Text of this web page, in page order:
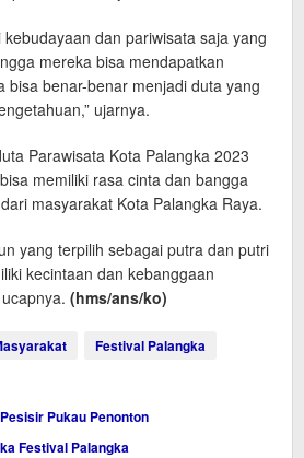
kebudayaan dan pariwisata saja yang
mereka bisa mendapatkan
bisa benar-benar menjadi duta yang
ujarnya.
Parawisata Kota Palangka 2023
memiliki rasa cinta dan bangga
masyarakat Kota Palangka Raya.
yang terpilih sebagai putra dan putri
kecintaan dan kebanggaan
(hms/ans/ko)
Festival Palangka
Pukau Penonton
Festival Palangka